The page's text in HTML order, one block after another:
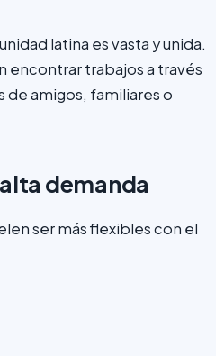
latina es vasta y unida.
encontrar trabajos a través
amigos, familiares o
demanda
ser más flexibles con el